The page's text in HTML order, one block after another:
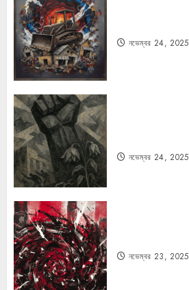
নভেম্বর 24, 2025
নভেম্বর 24, 2025
নভেম্বর 23, 2025